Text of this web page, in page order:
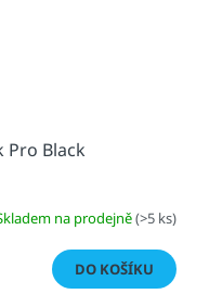
Pro Black
na prodejně(>5 ks)
DO KOŠÍKU